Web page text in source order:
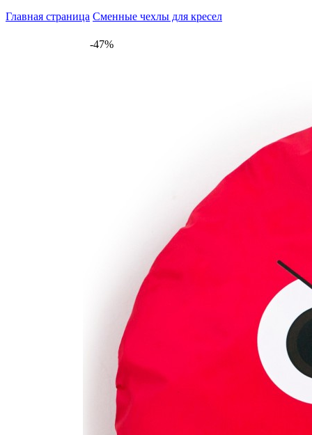
Главная страница Сменные чехлы для кресел
-47%